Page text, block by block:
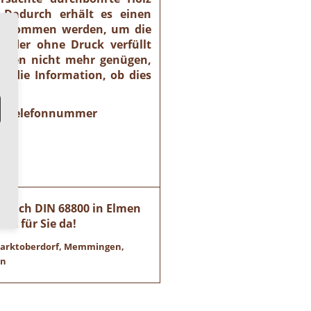
erhält es einen
werden, um die
ohne Druck verfüllt
nicht mehr genügen,
die Information, ob dies
Telefonnummer
DIN 68800 in Elmen
für Sie da!
Memmingen,